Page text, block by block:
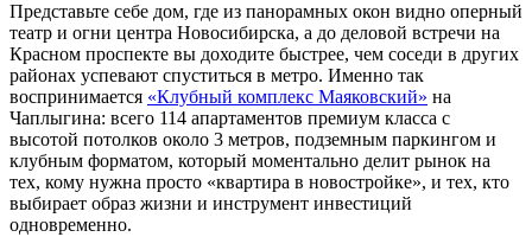
Представьте себе дом, где из панорамных окон видно оперный
театр и огни центра Новосибирска, а до деловой встречи на
Красном проспекте вы доходите быстрее, чем соседи в других
районах успевают спуститься в метро. Именно так
воспринимается «Клубный комплекс Маяковский» на
Чаплыгина: всего 114 апартаментов премиум класса с
высотой потолков около 3 метров, подземным паркингом и
клубным форматом, который моментально делит рынок на
тех, кому нужна просто «квартира в новостройке», и тех, кто
выбирает образ жизни и инструмент инвестиций
одновременно.